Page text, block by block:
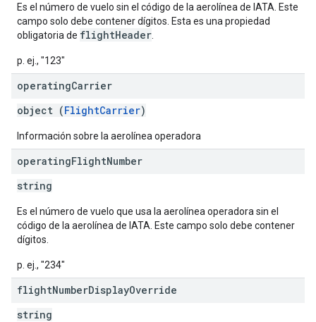
Es el número de vuelo sin el código de la aerolínea de IATA. Este
campo solo debe contener dígitos. Esta es una propiedad
obligatoria de flightHeader
p. ej., "123"
operatingCarrier
object (FlightCarrier)
Información sobre la aerolínea operadora
operatingFlightNumber
string
Es el número de vuelo que usa la aerolínea operadora sin el
código de la aerolínea de IATA. Este campo solo debe contener
dígitos.
p. ej., "234"
flightNumberDisplayOverride
string